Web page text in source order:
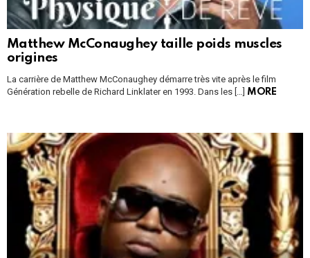
Matthew McConaughey taille poids muscles
origines
La carrière de Matthew McConaughey démarre très vite après le film
Génération rebelle de Richard Linklater en 1993. Dans les […] MORE